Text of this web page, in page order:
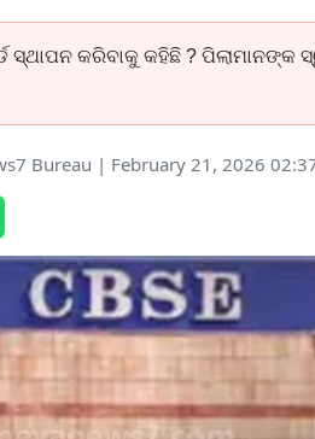
ସ୍ଥାପନ କରିବାକୁ କହିଛି ? ପିଲାମାନଙ୍କ
Bureau | February 21, 2026